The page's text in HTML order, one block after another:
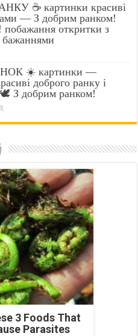
☕ картинки красиві
— З добрим ранком!
побажання откритки з
бажаннями
☀️ картинки —
доброго ранку і
🕊️ З добрим ранком!
3 Foods That
Parasites